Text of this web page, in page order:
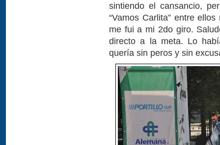
sintiendo el cansancio,
“Vamos Carlita” entre
me fui a mi 2do giro.
directo a la meta. Lo
quería sin peros y sin